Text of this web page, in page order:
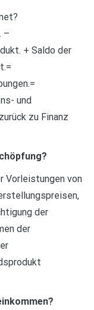
–
+ Saldo der
und
zu Finanz
Vorleistungen von
der
der